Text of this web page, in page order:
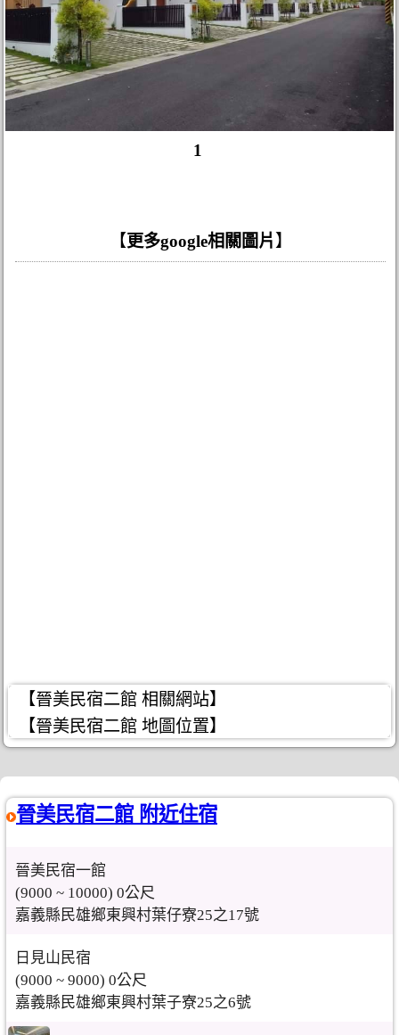
1
【 更多google相關圖片 】
【晉美民宿二館 相關網站】
【晉美民宿二館 地圖位置】
晉美民宿二館 附近住宿
晉美民宿一館
(9000 ~ 10000) 0公尺
嘉義縣民雄鄉東興村葉仔寮25之17號
日見山民宿
(9000 ~ 9000) 0公尺
嘉義縣民雄鄉東興村葉子寮25之6號